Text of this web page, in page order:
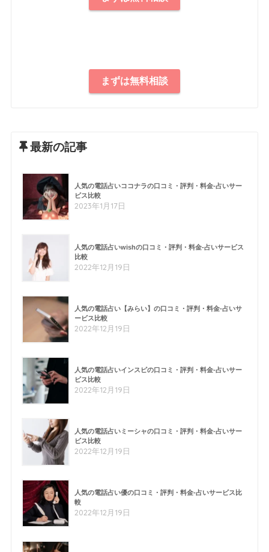
まずは無料相談
最新の記事
人気の電話占いココナラの口コミ・評判・料金-占いサー
ビス比較
2023年1月17日
人気の電話占いwishの口コミ・評判・料金-占いサービス
比較
2022年12月19日
人気の電話占い【みらい】の口コミ・評判・料金-占いサ
ービス比較
2022年12月19日
人気の電話占いインスピの口コミ・評判・料金-占いサー
ビス比較
2022年12月19日
人気の電話占いミーシャの口コミ・評判・料金-占いサー
ビス比較
2022年12月19日
人気の電話占い優の口コミ・評判・料金-占いサービス比
較
2022年12月19日